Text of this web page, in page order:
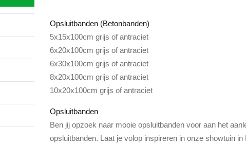
Opsluitbanden (Betonbanden)
5x15x100cm grijs of antraciet
6x20x100cm grijs of antraciet
6x30x100cm grijs of antraciet
8x20x100cm grijs of antraciet
10x20x100cm grijs of antraciet
Opsluitbanden
Ben jij opzoek naar mooie opsluitbanden voor aan het
opsluitbanden. Laat je volop inspireren in onze showtuin